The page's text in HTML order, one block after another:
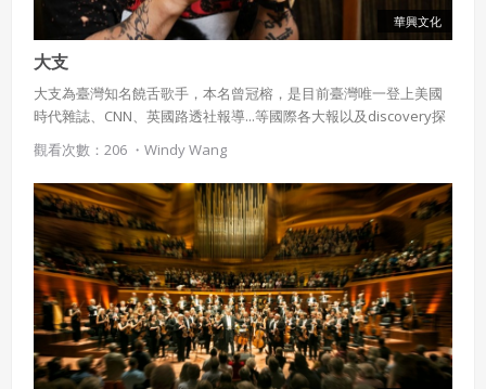
華興文化
大支
大支為臺灣知名饒舌歌手，本名曾冠榕，是目前臺灣唯一登上美國
時代雜誌、CNN、英國路透社報導...等國際各大報以及discovery探
板印象，大支經常透過富有思考性的歌詞來強調臺灣文化，並點出
社會問題引起大眾及國際關注。
觀看次數：206 ・ Windy Wang